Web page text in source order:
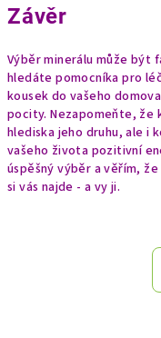
Závěr
Výběr minerálu může být
hledáte pomocníka pro
kousek do vašeho
pocity. Nezapomeňte, že
hlediska jeho druhu, ale i
vašeho života pozitivní
úspěšný výběr a věřím,
si vás najde - a vy ji.